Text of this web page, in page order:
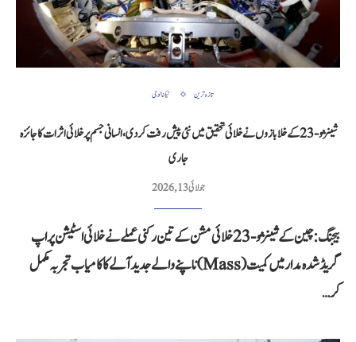
تازہ ترین ٹیکنالوجی
شینژو-23 کے خلا بازوں نے خلائی تحقیق میں نئی پیش رفت کر دی، انسانی جسم پر خلائی اثرات کا جائزہ
جاری
جولائی 13, 2026
بیجنگ: چین کے شینژو-23 خلائی مشن کے تین رکنی عملے نے خلائی اسٹیشن پر اپ
گریڈ شدہ مدار میں کمیت (Mass) ناپنے والے جدید آلے کا کامیاب تجربہ مکمل
کر…